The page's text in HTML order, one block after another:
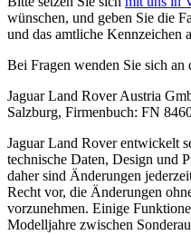
wünschen, und geben Sie die
und das amtliche Kennzeichen
Bei Fragen wenden Sie sich an
Jaguar Land Rover Austria
Salzburg, Firmenbuch: FN
Jaguar Land Rover entwickelt
technische Daten, Design und
daher sind Änderungen
Recht vor, die Änderungen
vorzunehmen. Einige
Modelljahre zwischen